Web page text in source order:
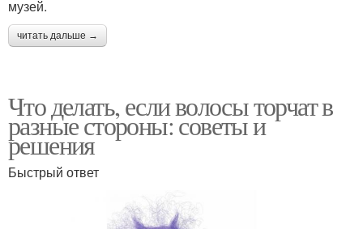
музей.
читать дальше →
Что делать, если волосы торчат в
разные стороны: советы и
решения
Быстрый ответ